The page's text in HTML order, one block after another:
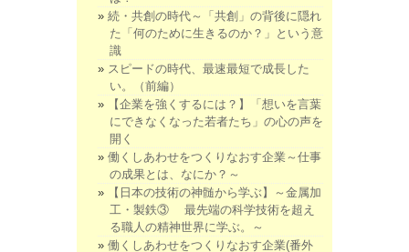
続・共創の時代～「共創」の背後に隠れ
た「何のために生きるのか？」という意
識
スピードの時代、最速最短で成長した
い。（前編）
【企業を強くするには？】「想いを言葉
にできなくなった若者たち」の心の声を
開く
働くしあわせをつくりなおす企業～仕事
の成果とは、なにか？～
【日本の技術の神髄から学ぶ】～金属加
工・製鉄③ 最先端の科学技術を超え
る職人の精神世界に学ぶ。～
働くしあわせをつくりなおす企業(番外